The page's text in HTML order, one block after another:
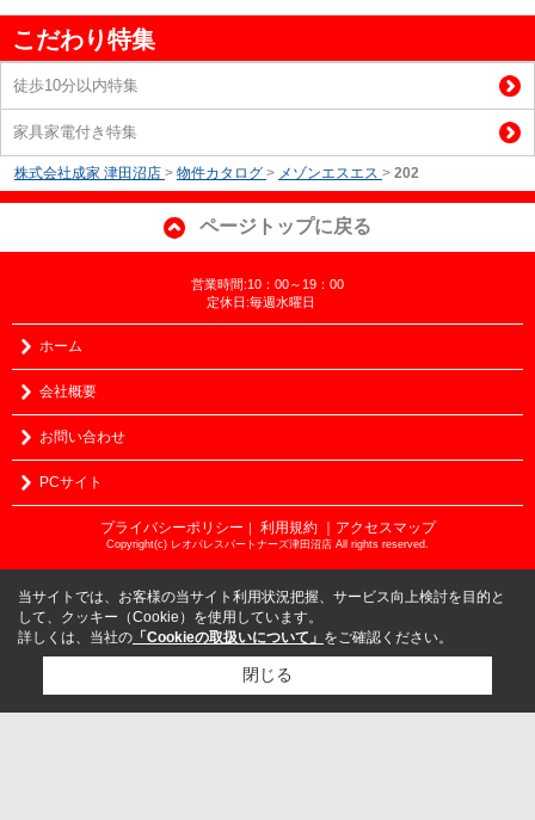
こだわり特集
徒歩10分以内特集
家具家電付き特集
株式会社成家 津田沼店 > 物件カタログ > メゾンエスエス > 202
ページトップに戻る
営業時間:10：00～19：00
定休日:毎週水曜日
ホーム
会社概要
お問い合わせ
PCサイト
プライバシーポリシー ｜ 利用規約 ｜アクセスマップ
Copyright(c) レオパレスパートナーズ津田沼店 All rights reserved.
当サイトでは、お客様の当サイト利用状況把握、サービス向上検討を目的と
して、クッキー（Cookie）を使用しています。
詳しくは、当社の 「Cookieの取扱いについて」 をご確認ください。
閉じる